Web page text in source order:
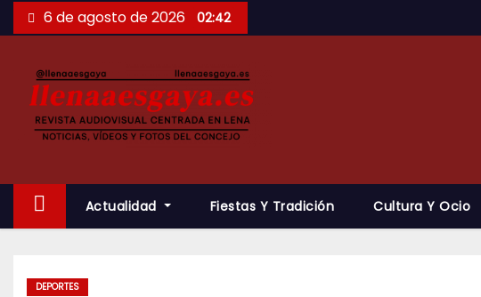
Saltar
al
6 de agosto de 2026 02:42
Actualidad Fiestas Y Tradición Cultura Y Ocio
DEPORTES